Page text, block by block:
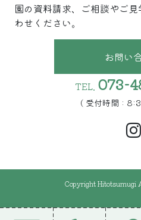
園の資料請求、ご相談やご
わせください。
お問い
TEL. 073-
( 受付時間 :
Copyright Hitotsumugi